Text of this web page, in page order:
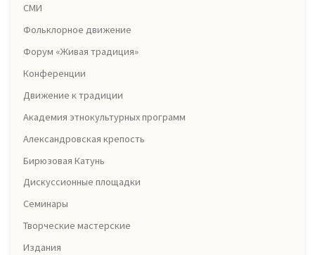
СМИ
Фольклорное движение
Форум «Живая традиция»
Конференции
Движение к традиции
Академия этнокультурных программ
Александровская крепость
Бирюзовая Катунь
Дискуссионные площадки
Семинары
Творческие мастерские
Издания